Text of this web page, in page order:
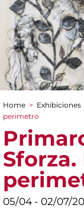
You are
Home > Exhibiciones
perimetro
05/04 - 02/07/